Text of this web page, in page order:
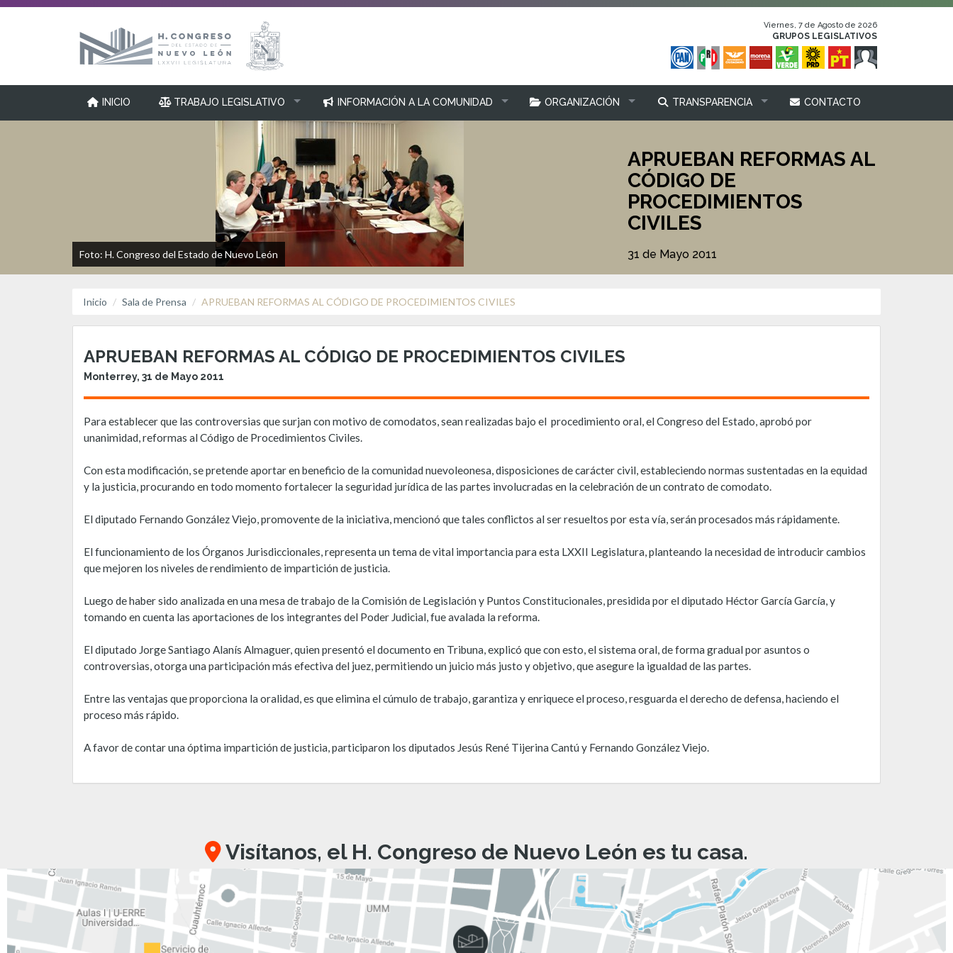
Viernes, 7 de Agosto de 2026
GRUPOS LEGISLATIVOS
INICIO TRABAJO LEGISLATIVO INFORMACIÓN A LA COMUNIDAD ORGANIZACIÓN TRANSPARENCIA CONTACTO
Foto: H. Congreso del Estado de Nuevo León
APRUEBAN REFORMAS AL
CÓDIGO DE
PROCEDIMIENTOS
CIVILES
31 de Mayo 2011
Inicio Sala de Prensa APRUEBAN REFORMAS AL CÓDIGO DE PROCEDIMIENTOS CIVILES
APRUEBAN REFORMAS AL CÓDIGO DE PROCEDIMIENTOS CIVILES
Monterrey, 31 de Mayo 2011
Para establecer que las controversias que surjan con motivo de comodatos, sean realizadas bajo el procedimiento oral, el Congreso del Estado, aprobó por
unanimidad, reformas al Código de Procedimientos Civiles.
Con esta modificación, se pretende aportar en beneficio de la comunidad nuevoleonesa, disposiciones de carácter civil, estableciendo normas sustentadas en la equidad
y la justicia, procurando en todo momento fortalecer la seguridad jurídica de las partes involucradas en la celebración de un contrato de comodato.
El diputado Fernando González Viejo, promovente de la iniciativa, mencionó que tales conflictos al ser resueltos por esta vía, serán procesados más rápidamente.
El funcionamiento de los Órganos Jurisdiccionales, representa un tema de vital importancia para esta LXXII Legislatura, planteando la necesidad de introducir cambios
que mejoren los niveles de rendimiento de impartición de justicia.
Luego de haber sido analizada en una mesa de trabajo de la Comisión de Legislación y Puntos Constitucionales, presidida por el diputado Héctor García García, y
tomando en cuenta las aportaciones de los integrantes del Poder Judicial, fue avalada la reforma.
El diputado Jorge Santiago Alanís Almaguer, quien presentó el documento en Tribuna, explicó que con esto, el sistema oral, de forma gradual por asuntos o
controversias, otorga una participación más efectiva del juez, permitiendo un juicio más justo y objetivo, que asegure la igualdad de las partes.
Entre las ventajas que proporciona la oralidad, es que elimina el cúmulo de trabajo, garantiza y enriquece el proceso, resguarda el derecho de defensa, haciendo el
proceso más rápido.
A favor de contar una óptima impartición de justicia, participaron los diputados Jesús René Tijerina Cantú y Fernando González Viejo.
Visítanos, el H. Congreso de Nuevo León es tu casa.